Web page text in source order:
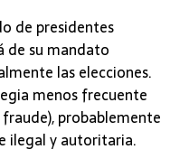
de presidentes
de su mandato
las elecciones.
menos frecuente
probablemente
ilegal y autoritaria.